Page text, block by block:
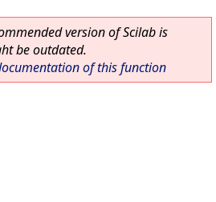
version of Scilab is
be outdated.
of this function